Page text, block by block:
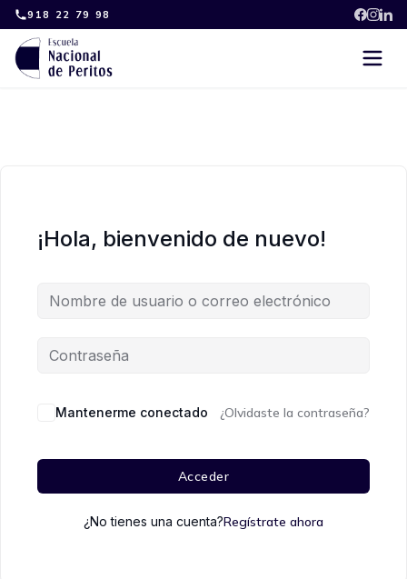
Skip
to
content
918 22 79 98
¡Hola, bienvenido de nuevo!
Mantenerme conectado ¿Olvidaste la contraseña?
Acceder
¿No tienes una cuenta?Regístrate ahora